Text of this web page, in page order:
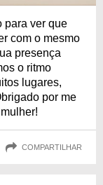
para ver que
com o mesmo
presença
o ritmo
lugares,
por me
COMPARTILHAR